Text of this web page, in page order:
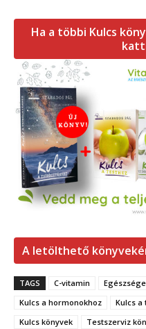
Ha a többi Kulcs
A letölthető
TAGS C-vitamin
Kulcs a hormonokhoz
Kulcs a
Kulcs könyvek
Testszerviz